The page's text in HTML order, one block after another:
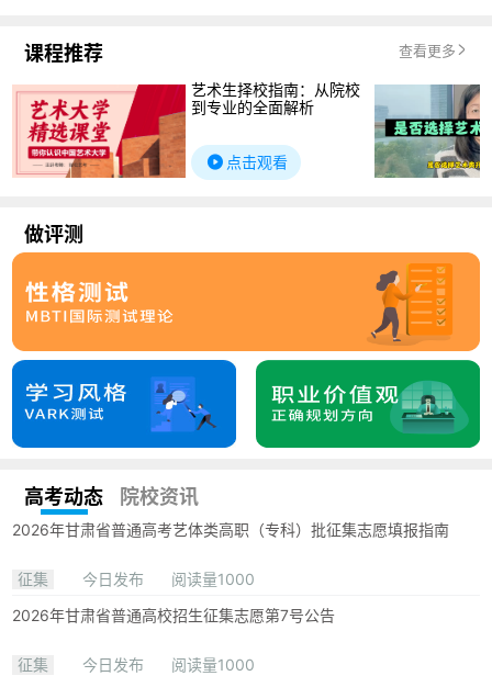
课程推荐 查看更多
艺术生择校指南：从院校
到专业的全面解析
点击观看
做评测
高考动态 院校资讯
2026年甘肃省普通高考艺体类高职（专科）批征集志愿填报指南
征集 今日发布
阅读量1000
2026年甘肃省普通高校招生征集志愿第7号公告
征集 今日发布
阅读量1000